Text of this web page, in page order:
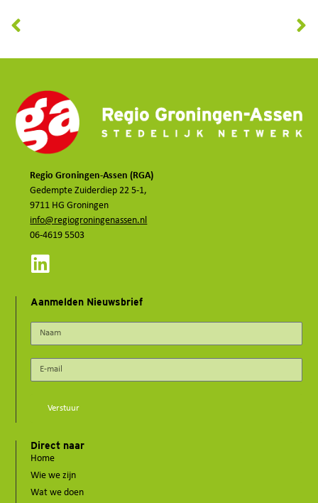
Regio Groningen-Assen (RGA)
Gedempte Zuiderdiep 22 5-1,
9711 HG Groningen
info@regiogroningenassen.nl
06-4619 5503
Aanmelden Nieuwsbrief
Verstuur
Direct naar
Home
Wie we zijn
Wat we doen